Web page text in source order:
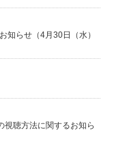
知らせ（4月30日（水）
視聴方法に関するお知ら